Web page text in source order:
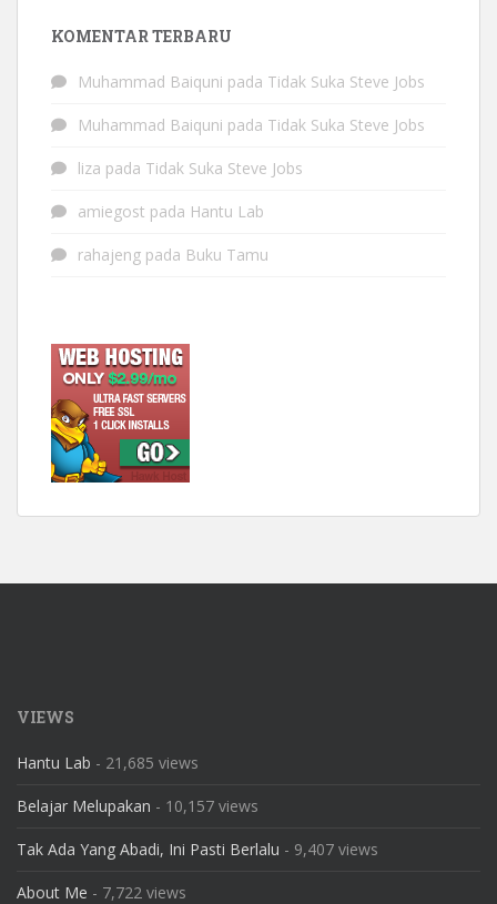
KOMENTAR TERBARU
Muhammad Baiquni pada Tidak Suka Steve Jobs
Muhammad Baiquni pada Tidak Suka Steve Jobs
liza pada Tidak Suka Steve Jobs
amiegost pada Hantu Lab
rahajeng pada Buku Tamu
VIEWS
Hantu Lab - 21,685 views
Belajar Melupakan - 10,157 views
Tak Ada Yang Abadi, Ini Pasti Berlalu - 9,407 views
About Me - 7,722 views